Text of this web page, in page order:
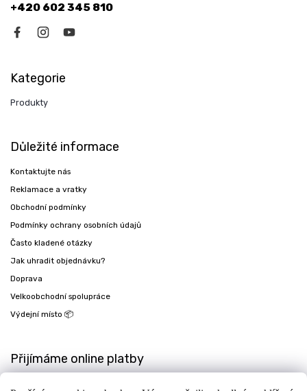
+420 602 345 810
Kategorie
Produkty
Důležité informace
Kontaktujte nás
Reklamace a vratky
Obchodní podmínky
Podmínky ochrany osobních údajů
Často kladené otázky
Jak uhradit objednávku?
Doprava
Velkoobchodní spolupráce
Výdejní místo 📦
Přijímáme online platby